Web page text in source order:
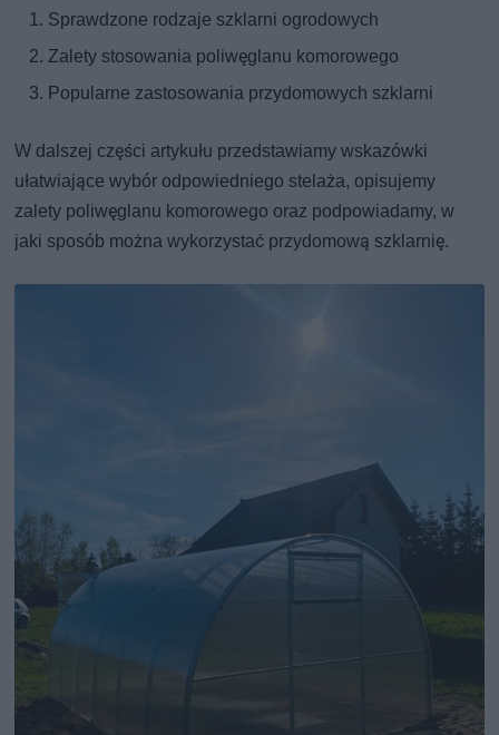
Sprawdzone rodzaje szklarni ogrodowych
Zalety stosowania poliwęglanu komorowego
Popularne zastosowania przydomowych szklarni
W dalszej części artykułu przedstawiamy wskazówki
ułatwiające wybór odpowiedniego stelaża, opisujemy
zalety poliwęglanu komorowego oraz podpowiadamy, w
jaki sposób można wykorzystać przydomową szklarnię.